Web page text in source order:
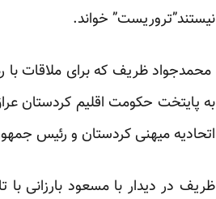
نیستند”تروریست” خواند.
محمدجواد ظریف که برای ملاقات
به پایتخت حکومت اقلیم کردستان
اتحادیه میهنی کردستان و رئیس
ظریف در دیدار با مسعود بارزانی با